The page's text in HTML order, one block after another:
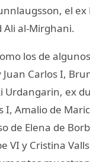
el
Ali al-Mirghani.
los de
Carlos I,
ex
Amalio de
de Elena de
VI y Cristina